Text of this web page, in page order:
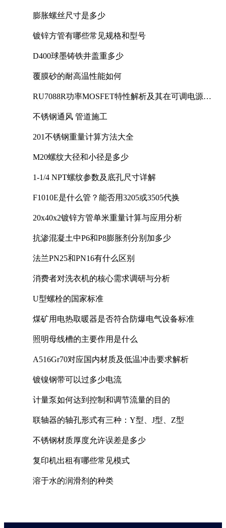
膨胀螺丝尺寸是多少
镀锌方管有哪些常见规格和型号
D400球墨铸铁井盖重多少
覆膜砂的耐高温性能如何
RU7088R功率MOSFET特性解析及其在可调电源设
不锈钢通风 管道施工
201不锈钢重量计算方法大全
M20螺纹大径和小径是多少
1-1/4 NPT螺纹参数及底孔尺寸详解
F1010E是什么管？能否用3205或3505代换
20x40x2镀锌方管单米重量计算与应用分析
抗渗混凝土中P6和P8膨胀剂分别加多少
法兰PN25和PN16有什么区别
消费者对洗衣机的核心需求调研与分析
U型螺栓的国家标准
煤矿用电热取暖器是否符合防爆电气设备标准
照明母线槽的主要作用是什么
A516Gr70对应国内材质及低温冲击要求解析
镀镍钢带可以过多少电流
计量泵如何达到控制和调节流量的目的
联轴器的轴孔形式有三种：Y型、J型、Z型
不锈钢材质厚度允许误差是多少
复印机出租有哪些常见模式
溶于水的润滑剂的种类